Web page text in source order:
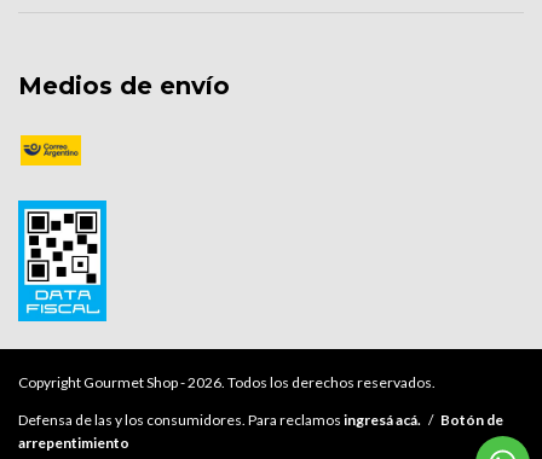
Medios de envío
Copyright Gourmet Shop - 2026. Todos los derechos reservados.
Defensa de las y los consumidores. Para reclamos ingresá acá. / Botón de
arrepentimiento